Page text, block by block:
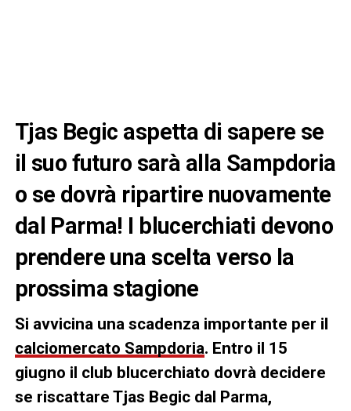
Tjas Begic aspetta di sapere se
il suo futuro sarà alla Sampdoria
o se dovrà ripartire nuovamente
dal Parma! I blucerchiati devono
prendere una scelta verso la
prossima stagione
Si avvicina una scadenza importante per il
calciomercato Sampdoria. Entro il 15
giugno il club blucerchiato dovrà decidere
se riscattare Tjas Begic dal Parma,